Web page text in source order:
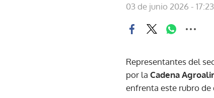
03 de junio 2026 - 17:23
Representantes del
por la Cadena
enfrenta este rubro de